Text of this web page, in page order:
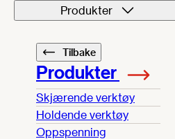
Produkter
Tilbake
Produkter
Skjærende verktøy
Holdende verktøy
Oppspenning